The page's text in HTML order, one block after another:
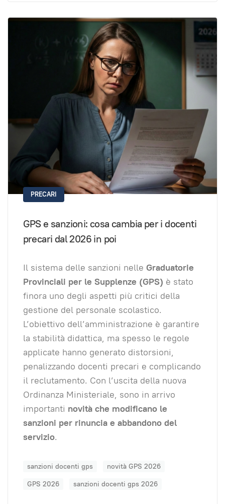
PRECARI
GPS e sanzioni: cosa cambia per i docenti
precari dal 2026 in poi
Il sistema delle sanzioni nelle Graduatorie
Provinciali per le Supplenze (GPS) è stato
finora uno degli aspetti più critici della
gestione del personale scolastico.
L’obiettivo dell’amministrazione è garantire
la stabilità didattica, ma spesso le regole
applicate hanno generato distorsioni,
penalizzando docenti precari e complicando
il reclutamento. Con l’uscita della nuova
Ordinanza Ministeriale, sono in arrivo
importanti novità che modificano le
sanzioni per rinuncia e abbandono del
servizio.
sanzioni docenti gps novità GPS 2026
GPS 2026 sanzioni docenti gps 2026